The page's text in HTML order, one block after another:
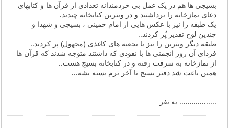
بسیجی ها هم در یک عمل بی خردمندانه تعدادی از قرآن ها و کتابهای
دعای نمازخانه را برداشتند و در ویترین کتابخانه چیدند.
یک طبقه را نیز با عکس هایی از امام خمینی ، بسیجی و شهدا و
چندین لوح تقدیر پُر کردند..
طبقه دیگر ویترین را نیز با بجعبه های کاغذی (مجهول) پر کردند..
فردای آن روز انجمنی ها با نفوذی که داشتند متوجه شدند که قرآن ها
از نمازخانه به سرقت رفته و در کتابخانه بسیج هست..
همین باعث شد دفتر بسیج تا آخر ترم بسته بشه...
.................. یه نفر